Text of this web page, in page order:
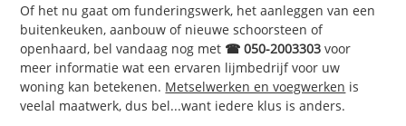
Of het nu gaat om funderingswerk, het aanleggen van een
buitenkeuken, aanbouw of nieuwe schoorsteen of
openhaard, bel vandaag nog met ☎ 050-2003303 voor
meer informatie wat een ervaren lijmbedrijf voor uw
woning kan betekenen. Metselwerken en voegwerken is
veelal maatwerk, dus bel...want iedere klus is anders.